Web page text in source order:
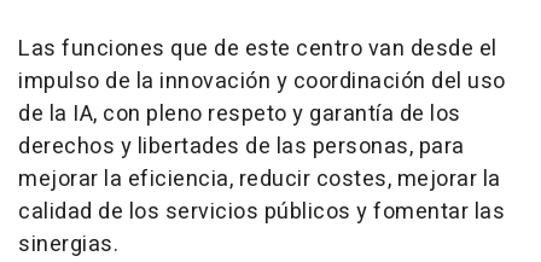
Las funciones que de este centro van desde el
impulso de la innovación y coordinación del uso
de la IA, con pleno respeto y garantía de los
derechos y libertades de las personas, para
mejorar la eficiencia, reducir costes, mejorar la
calidad de los servicios públicos y fomentar las
sinergias.